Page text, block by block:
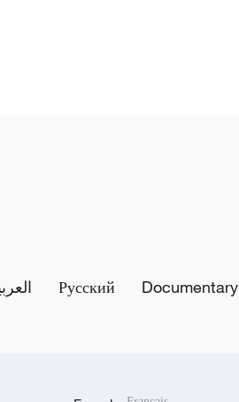
Русский Documentary